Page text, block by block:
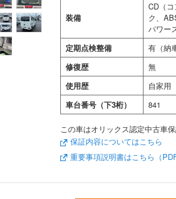
装備
CD（
ク、
パワー
定期点検整備
有（納
修復歴
無
使用歴
自家用
車台番号（下3桁）
841
この車はオリックス認定中古車保
保証内容についてはこちら
重要事項説明書はこちら（PDF